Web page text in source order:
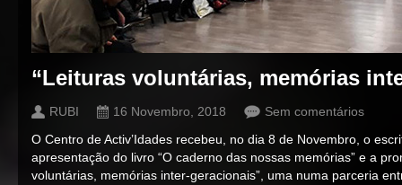
“Leituras voluntárias, memórias
RUBI 16 Novembro, 2018
Sem comentários
O Centro de Activ’Idades recebeu, no dia 8 de Novembro, o
apresentação do livro “O caderno das nossas memórias” e a
voluntárias, memórias inter-geracionais”, uma numa parceria